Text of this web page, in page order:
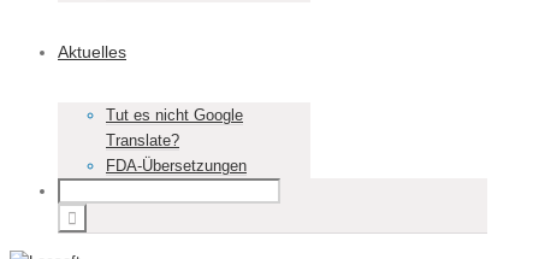
Aktuelles
Tut es nicht Google
Translate?
FDA-Übersetzungen